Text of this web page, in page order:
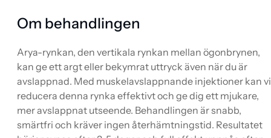
Om behandlingen
Arya-rynkan, den vertikala rynkan mellan ögonbrynen,
kan ge ett argt eller bekymrat uttryck även när du är
avslappnad. Med muskelavslappnande injektioner kan vi
reducera denna rynka effektivt och ge dig ett mjukare,
mer avslappnat utseende. Behandlingen är snabb,
smärtfri och kräver ingen återhämtningstid. Resultatet